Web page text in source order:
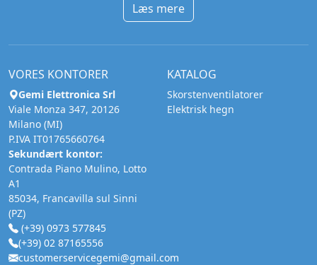
Læs mere
VORES KONTORER
Gemi Elettronica Srl
Viale Monza 347, 20126
Milano (MI)
P.IVA IT01765660764
Sekundært kontor:
Contrada Piano Mulino, Lotto
A1
85034, Francavilla sul Sinni
(PZ)
(+39) 0973 577845
(+39) 02 87165556
customerservicegemi@gmail.com
KATALOG
Skorstenventilatorer
Elektrisk hegn